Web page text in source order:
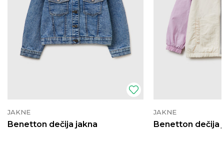
JAKNE
Benetton dečija jakna
JAKNE
Benetton dečija